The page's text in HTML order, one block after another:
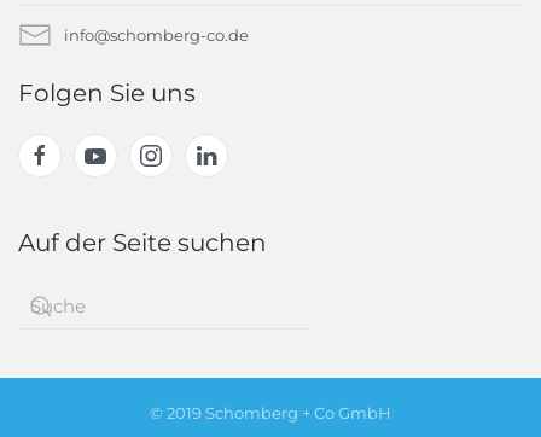
info@schomberg-co.de
Folgen Sie uns
Auf der Seite suchen
© 2019 Schomberg + Co GmbH